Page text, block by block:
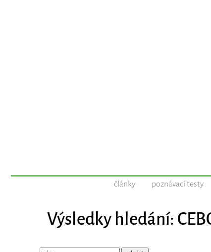
články poznávací testy
Výsledky hledání: